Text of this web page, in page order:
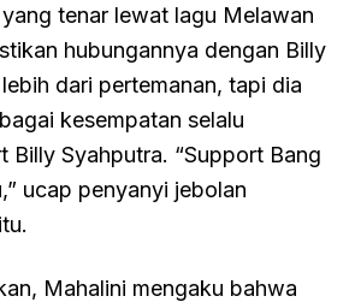
tenar lewat lagu Melawan
hubungannya dengan Billy
dari pertemanan, tapi dia
kesempatan selalu
Billy Syahputra. “Support Bang
ucap penyanyi jebolan
Mahalini mengaku bahwa